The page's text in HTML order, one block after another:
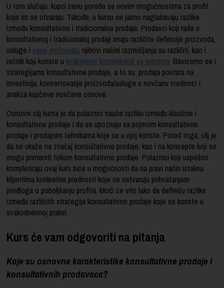
U tom slučaju, kupci cenu porede sa novim mogućnostima za profit
koje im se otvaraju. Takođe, u kursu se jasno naglašavaju razlike
između konsultativne i tradicionalne prodaje. Prodavci koji rade u
konsultativnoj i tradicionaloj prodaji imaju različite definicije proizvoda,
usluge i cene proizvoda; njihovi načini razmišljanja su različiti, kao i
rečnik koji koriste u kvalitetnoj komunikaciji sa kupcima. Bavićemo se i
strategijama konsultativne prodaje, a to su: prodaja povrata na
investiciju, konvertovanje proizvoda/usluge u novčanu vrednost i
analiza kupčeve novčane osnove.
Osnovni cilj kursa je da polaznici nauče razliku između klasične i
konsultativne prodaje i da se upoznaju sa pojmom konsultativne
prodaje i prodajnim tehnikama koje se u njoj koriste. Pored toga, cilj je
da se ukaže na značaj konsultativne prodaje, kao i na koncepte koji se
mogu primeniti tokom konsultativne prodaje. Polaznici koji uspešno
kompletiraju ovaj kurs biće u mogućnosti da na pravi način istaknu
klijentima konkretne prednosti koje se ostvaruju prihvatanjem
predloga o poboljšanju profita. Moći će vrlo lako da definišu razlike
između različitih strategija konsultativne prodaje koje se koriste u
svakodnevnoj praksi.
Kurs će vam odgovoriti na pitanja
Koje su osnovne karakteristike konsultativne prodaje i
konsultativnih prodavaca?